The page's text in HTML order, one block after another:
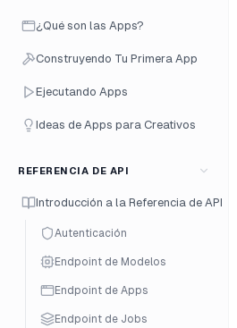
¿Qué son las Apps?
Construyendo Tu Primera App
Ejecutando Apps
Ideas de Apps para Creativos
REFERENCIA DE API
Introducción a la Referencia de API
Autenticación
Endpoint de Modelos
Endpoint de Apps
Endpoint de Jobs